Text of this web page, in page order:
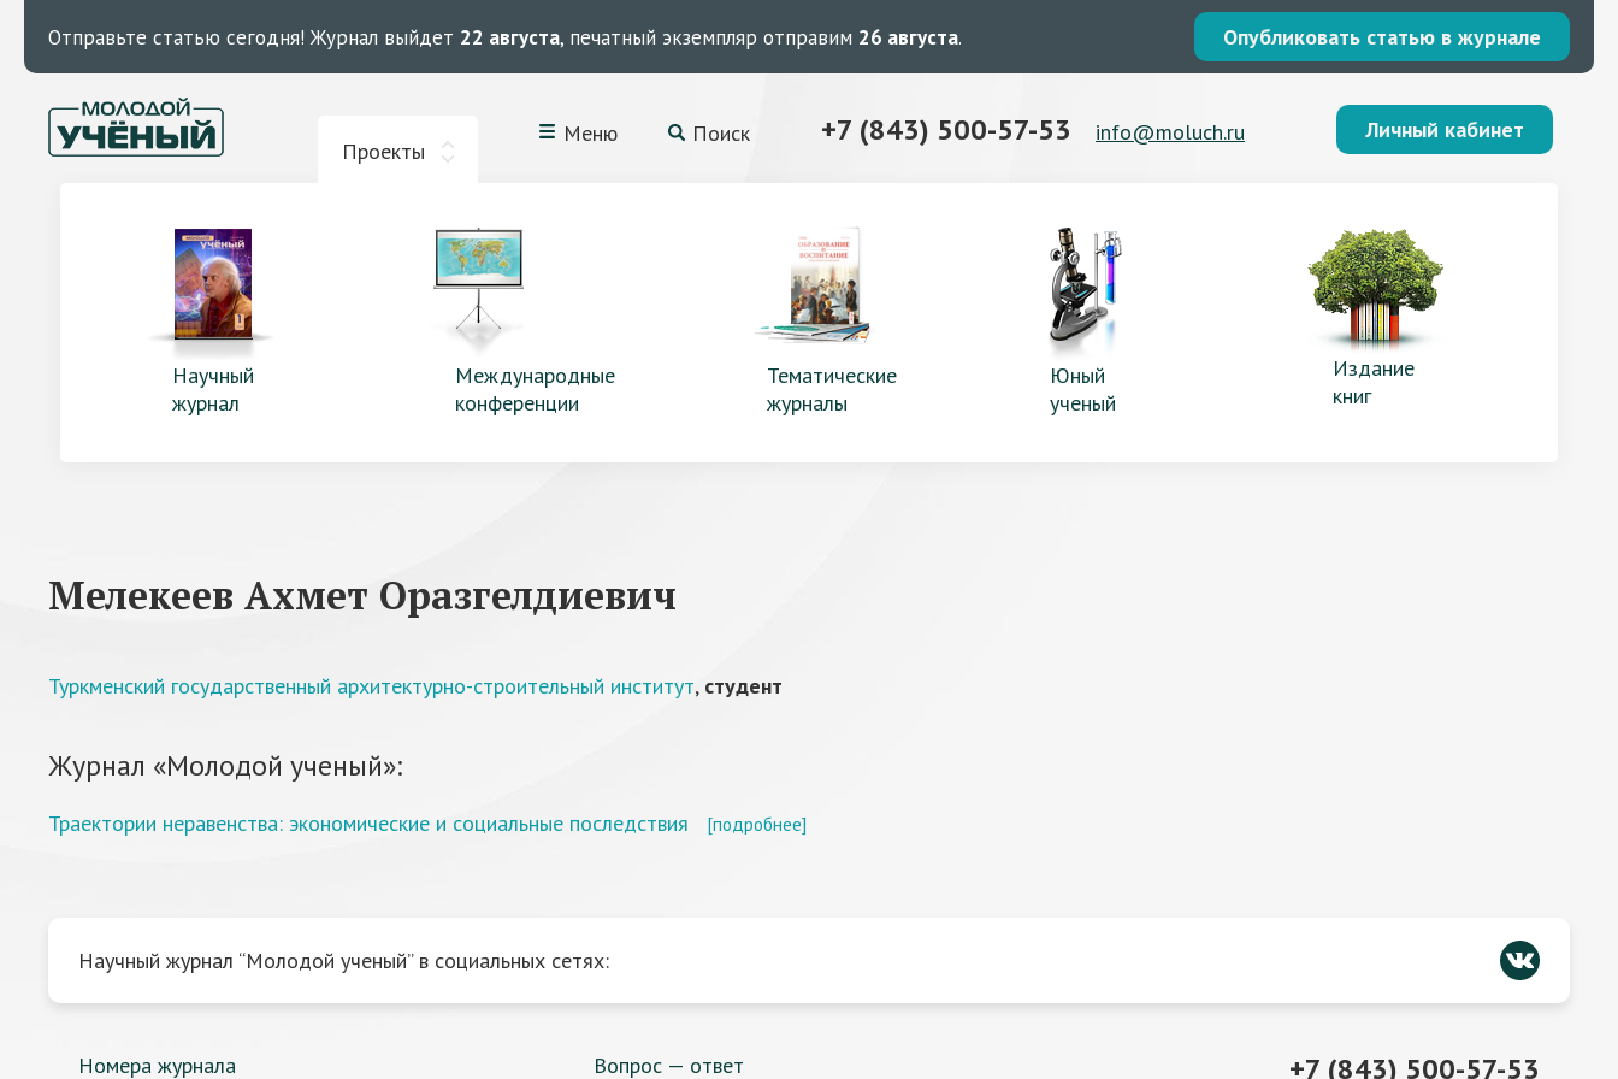
Отправьте статью сегодня! Журнал выйдет 22 августа, печатный экземпляр отправим 26 августа. Опубликовать статью в журнале
Проекты
Меню Поиск +7 (843) 500-57-53 info@moluch.ru Личный кабинет
Научный
журнал
Международные
конференции
Тематические
журналы
Юный
ученый
Издание
книг
Мелекеев Ахмет Оразгелдиевич
Туркменский государственный архитектурно-строительный институт, студент
Журнал «Молодой ученый»:
Траектории неравенства: экономические и социальные последствия [подробнее]
Научный журнал “Молодой ученый” в социальных сетях:
Номера журнала Вопрос — ответ +7 (843) 500-57-53